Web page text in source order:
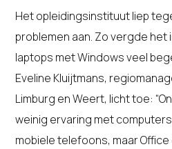
Het opleidingsinstituut liep
problemen aan. Zo vergde
laptops met Windows veel
Eveline Kluijtmans,
Limburg en Weert, licht toe:
weinig ervaring met
mobiele telefoons, maar